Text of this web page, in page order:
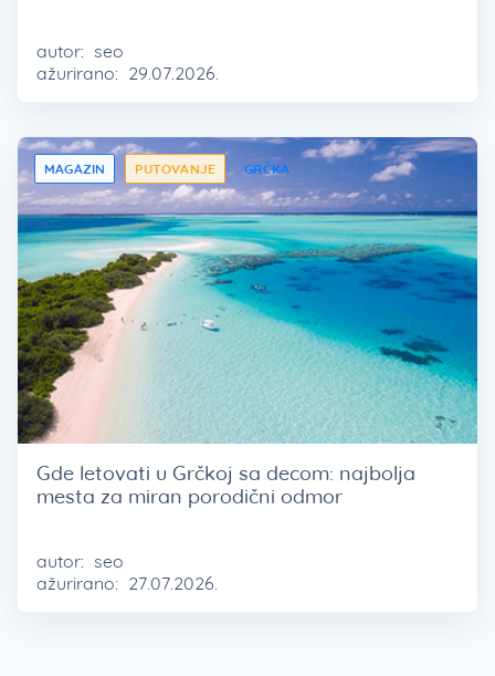
autor: seo
ažurirano: 29.07.2026.
MAGAZIN PUTOVANJE GRČKA
Gde letovati u Grčkoj sa decom: najbolja
mesta za miran porodični odmor
autor: seo
ažurirano: 27.07.2026.